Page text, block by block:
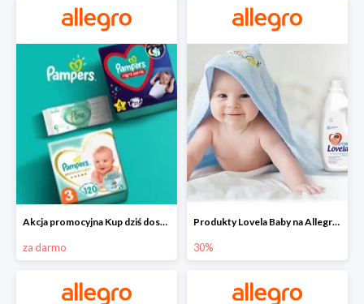
Akcja promocyjna Kup dziś dostawa jutro
za darmo
Produkty Lovela Baby na Allegro do -30%
30%